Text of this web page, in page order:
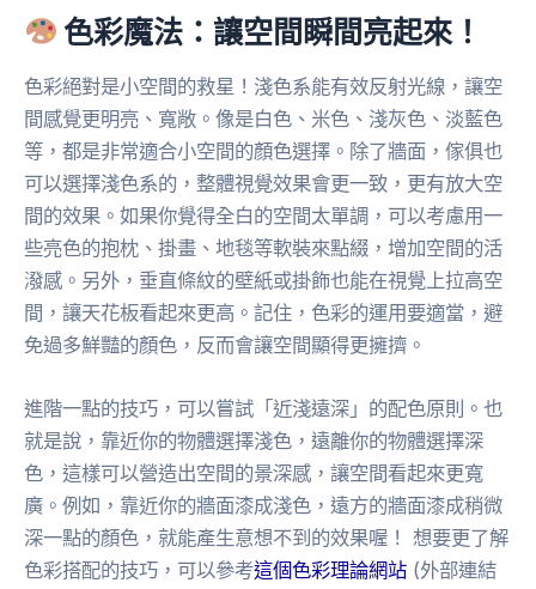
色彩魔法：讓空間瞬間亮起來！
色彩絕對是小空間的救星！淺色系能有效反射光線，讓空
間感覺更明亮、寬敞。像是白色、米色、淺灰色、淡藍色
等，都是非常適合小空間的顏色選擇。除了牆面，傢俱也
可以選擇淺色系的，整體視覺效果會更一致，更有放大空
間的效果。如果你覺得全白的空間太單調，可以考慮用一
些亮色的抱枕、掛畫、地毯等軟裝來點綴，增加空間的活
潑感。另外，垂直條紋的壁紙或掛飾也能在視覺上拉高空
間，讓天花板看起來更高。記住，色彩的運用要適當，避
免過多鮮豔的顏色，反而會讓空間顯得更擁擠。
進階一點的技巧，可以嘗試「近淺遠深」的配色原則。也
就是說，靠近你的物體選擇淺色，遠離你的物體選擇深
色，這樣可以營造出空間的景深感，讓空間看起來更寬
廣。例如，靠近你的牆面漆成淺色，遠方的牆面漆成稍微
深一點的顏色，就能產生意想不到的效果喔！ 想要更了解
色彩搭配的技巧，可以參考這個色彩理論網站 (外部連結